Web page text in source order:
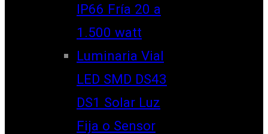
IP66 Fría 20 a
1.500 watt
Luminaria Vial
LED SMD DS43
DS1 Solar Luz
Fija o Sensor